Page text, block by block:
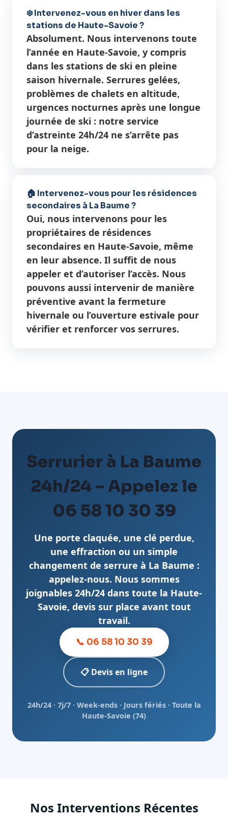
❄️ Intervenez-vous en hiver dans les
stations de Haute-Savoie ?
Absolument. Nous intervenons toute
l’année en Haute-Savoie, y compris
dans les stations de ski en pleine
saison hivernale. Serrures gelées,
problèmes de chalets en altitude,
urgences nocturnes après une longue
journée de ski : notre service
d’astreinte 24h/24 ne s’arrête pas
pour la neige.
🏠 Intervenez-vous pour les résidences
secondaires à La Baume ?
Oui, nous intervenons pour les
propriétaires de résidences
secondaires en Haute-Savoie, même
en leur absence. Il suffit de nous
appeler et d’autoriser l’accès. Nous
pouvons aussi intervenir de manière
préventive avant la fermeture
hivernale ou l’ouverture estivale pour
vérifier et renforcer vos serrures.
Serrurier à La Baume
24h/24 – Appelez le
06 58 10 30 39
Une porte claquée, une clé perdue,
une effraction ou un simple
changement de serrure à La Baume :
appelez-nous. Nous sommes
joignables 24h/24 dans toute la Haute-
Savoie, devis sur place avant tout
travail.
📞 06 58 10 30 39
📋 Devis en ligne
24h/24 · 7j/7 · Week-ends · Jours fériés · Toute la
Haute-Savoie (74)
Nos Interventions Récentes